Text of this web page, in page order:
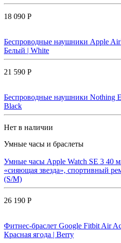
18 090 Р
Беспроводные наушники Apple
Белый | White
21 590 Р
Беспроводные наушники Nothing
Black
Нет в наличии
Умные часы и браслеты
Умные часы Apple Watch SE 3 40
«сияющая звезда», спортивный
(S/M)
26 190 Р
Фитнес-браслет Google Fitbit Air
Красная ягода | Berry